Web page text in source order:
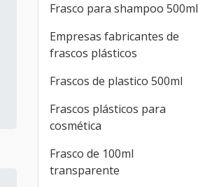
Frasco para shampoo 500ml
Empresas fabricantes de
frascos plásticos
Frascos de plastico 500ml
Frascos plásticos para
cosmética
Frasco de 100ml
transparente